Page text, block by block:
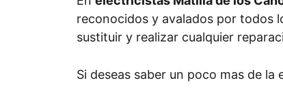
reconocidos y avalados por todos
sustituir y realizar cualquier
Si deseas saber un poco mas de